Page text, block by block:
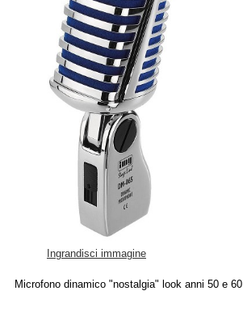
Ingrandisci immagine
Microfono dinamico "nostalgia" look anni 50 e 60